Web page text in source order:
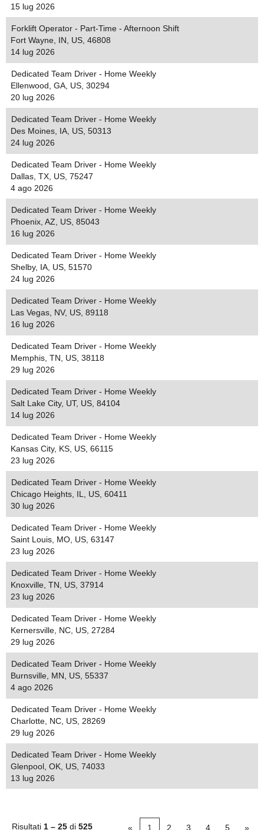
15 lug 2026
Forklift Operator - Part-Time - Afternoon Shift
Fort Wayne, IN, US, 46808
14 lug 2026
Dedicated Team Driver - Home Weekly
Ellenwood, GA, US, 30294
20 lug 2026
Dedicated Team Driver - Home Weekly
Des Moines, IA, US, 50313
24 lug 2026
Dedicated Team Driver - Home Weekly
Dallas, TX, US, 75247
4 ago 2026
Dedicated Team Driver - Home Weekly
Phoenix, AZ, US, 85043
16 lug 2026
Dedicated Team Driver - Home Weekly
Shelby, IA, US, 51570
24 lug 2026
Dedicated Team Driver - Home Weekly
Las Vegas, NV, US, 89118
16 lug 2026
Dedicated Team Driver - Home Weekly
Memphis, TN, US, 38118
29 lug 2026
Dedicated Team Driver - Home Weekly
Salt Lake City, UT, US, 84104
14 lug 2026
Dedicated Team Driver - Home Weekly
Kansas City, KS, US, 66115
23 lug 2026
Dedicated Team Driver - Home Weekly
Chicago Heights, IL, US, 60411
30 lug 2026
Dedicated Team Driver - Home Weekly
Saint Louis, MO, US, 63147
23 lug 2026
Dedicated Team Driver - Home Weekly
Knoxville, TN, US, 37914
23 lug 2026
Dedicated Team Driver - Home Weekly
Kernersville, NC, US, 27284
29 lug 2026
Dedicated Team Driver - Home Weekly
Burnsville, MN, US, 55337
4 ago 2026
Dedicated Team Driver - Home Weekly
Charlotte, NC, US, 28269
29 lug 2026
Dedicated Team Driver - Home Weekly
Glenpool, OK, US, 74033
13 lug 2026
Risultati 1 – 25 di 525 « 1 2 3 4 5 »